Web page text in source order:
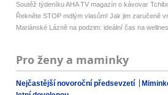
Soutěž týdeníku AHA TV magazín o kávovar
Řekněte STOP mdlým vlasům! Jak jim zaručeně
Mariánské Lázně na podzim: ideální čas na
Pro ženy a maminky
Nejčastější novoroční předsevzetí